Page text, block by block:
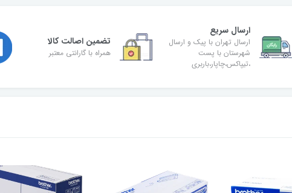
ارسال سریع
ارسال تهران با پیک و ارسال
شهرستان با پست
،تیپاکس،چاپار،باربری
تضمین اصالت کالا
همراه با گارانتی معتبر